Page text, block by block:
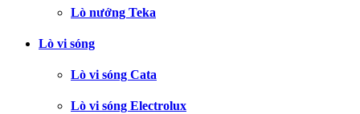
Lò nướng Teka
Lò vi sóng
Lò vi sóng Cata
Lò vi sóng Electrolux